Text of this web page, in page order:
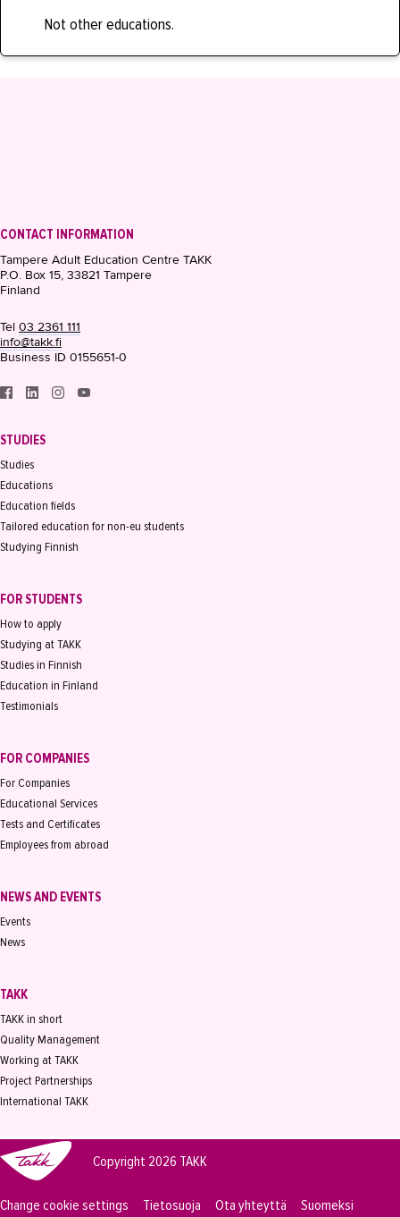
Not other educations.
CONTACT INFORMATION
Tampere Adult Education Centre TAKK
P.O. Box 15, 33821 Tampere
Finland
Tel 03 2361 111
info@takk.fi
Business ID 0155651-0
STUDIES
Studies
Educations
Education fields
Tailored education for non-eu students
Studying Finnish
FOR STUDENTS
How to apply
Studying at TAKK
Studies in Finnish
Education in Finland
Testimonials
FOR COMPANIES
For Companies
Educational Services
Tests and Certificates
Employees from abroad
NEWS AND EVENTS
Events
News
TAKK
TAKK in short
Quality Management
Working at TAKK
Project Partnerships
International TAKK
Copyright 2026 TAKK
Change cookie settings Tietosuoja Ota yhteyttä Suomeksi